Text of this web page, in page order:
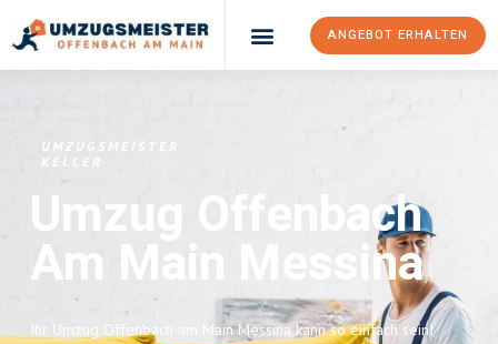
ANGEBOT ERHALTEN
UMZUGSMEISTER
KELLER
Umzug Offenbach
Am Main Messina
Ihr Umzug Offenbach am Main Messina kann so einfach sein!